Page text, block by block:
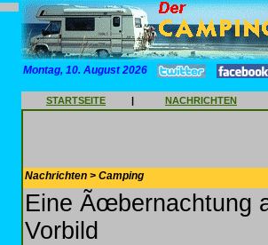
Montag, 10. August 2026
STARTSEITE | NACHRICHTEN
Nachrichten > Camping
Eine Ãœbernachtung
Vorbild